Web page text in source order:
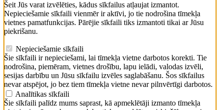
Šeit Jūs varat izvēlēties, kādus sīkfailus atļaujat izmantot.
Nepieciešamie sīkfaili vienmēr ir aktīvi, jo tie nodrošina tīmekļa
vietnes pamatfunkcijas. Pārējie sīkfaili tiks izmantoti tikai ar Jūsu
piekrišanu.
Nepieciešamie sīkfaili
Šie sīkfaili ir nepieciešami, lai tīmekļa vietne darbotos korekti. Tie
nodrošina, piemēram, vietnes drošību, lapu ielādi, valodas izvēli,
sesijas darbību un Jūsu sīkfailu izvēles saglabāšanu. Šos sīkfailus
nevar atspējot, jo bez tiem tīmekļa vietne nevar pilnvērtīgi darbotos.
Analītikas sīkfaili
Šie sīkfaili palīdz mums saprast, kā apmeklētāji izmanto tīmekļa